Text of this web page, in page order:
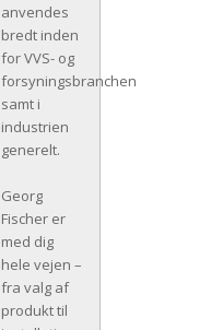
anvendes
bredt inden
for VVS- og
forsyningsbranchen
samt i
industrien
generelt.
Georg
Fischer er
med dig
hele vejen –
fra valg af
produkt til